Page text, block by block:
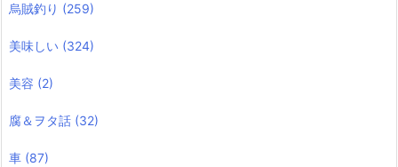
烏賊釣り (259)
美味しい (324)
美容 (2)
腐＆ヲタ話 (32)
車 (87)